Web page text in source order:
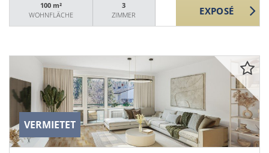
100 m²
WOHNFLÄCHE
3
ZIMMER
VERMIETET